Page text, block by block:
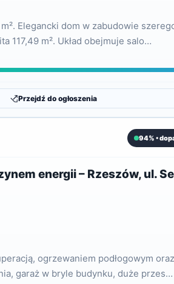
Elegancki dom w zabudowie
117,49 m². Układ obejmuje salo…
Przejdź do ogłoszenia
94% •
energii – Rzeszów, ul.
ogrzewaniem podłogowym
garaż w bryle budynku, duże przes…